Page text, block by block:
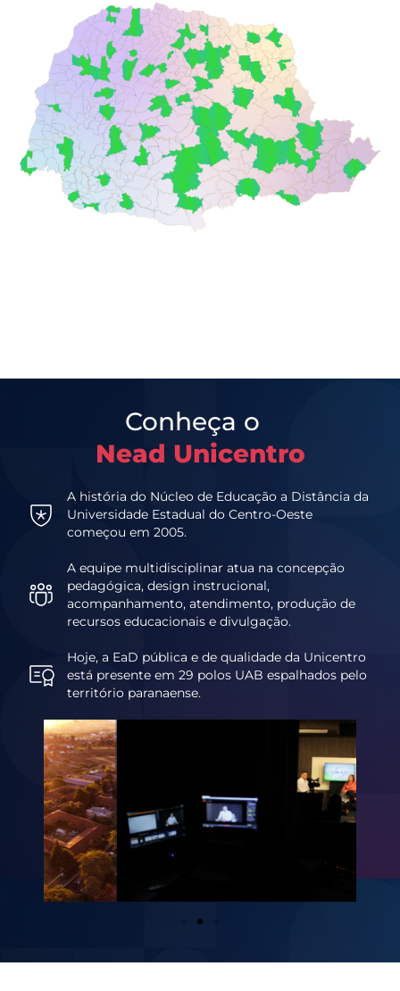
Conheça o
Nead Unicentro
A história do Núcleo de Educação a Distância da
Universidade Estadual do Centro-Oeste
começou em 2005.
A equipe multidisciplinar atua na concepção
pedagógica, design instrucional,
acompanhamento, atendimento, produção de
recursos educacionais e divulgação.
Hoje, a EaD pública e de qualidade da Unicentro
está presente em 29 polos UAB espalhados pelo
território paranaense.